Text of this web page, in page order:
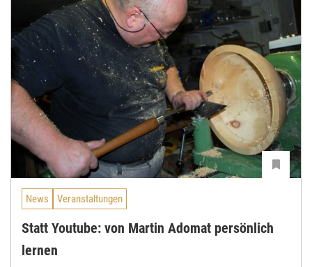
News Veranstaltungen
Statt Youtube: von Martin Adomat persönlich
lernen